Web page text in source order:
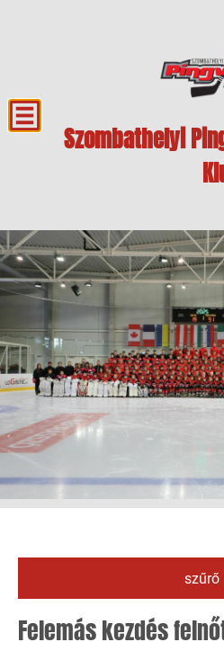
Szombathelyi
szűrő
Felemás kezdés